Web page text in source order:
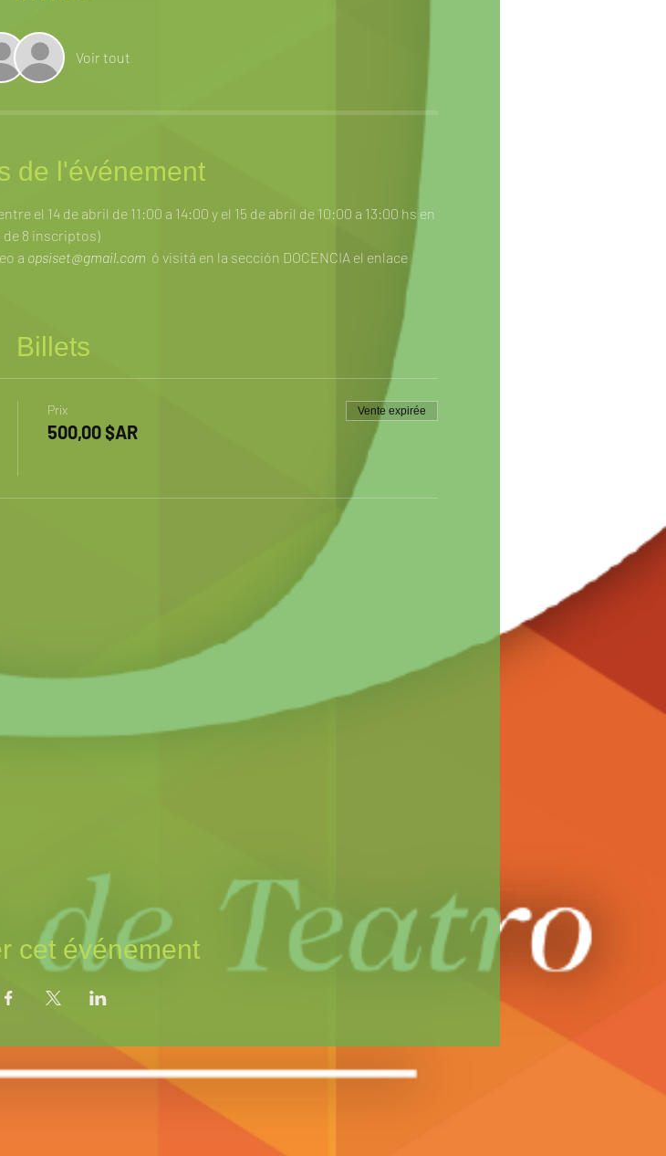
Voir tout
de l'événement
el 14 de abril de 11:00 a 14:00 y el 15 de abril de 10:00 a 13:00 hs en
de 8 inscriptos)
a opsiset@gmail.com
  ó visitá en la sección DOCENCIA el enlace
Billets
Prix
500,00 $AR
Vente expirée
cet événement